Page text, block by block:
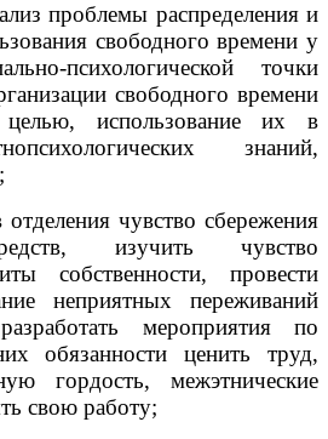
проблемы распределения и
свободного времени у
психологической точки
свободного времени
использование их в
знаний,
чувство сбережения
изучить чувство
собственности, провести
неприятных переживаний
мероприятия по
обязанности ценить труд,
гордость, межэтнические
свою работу;